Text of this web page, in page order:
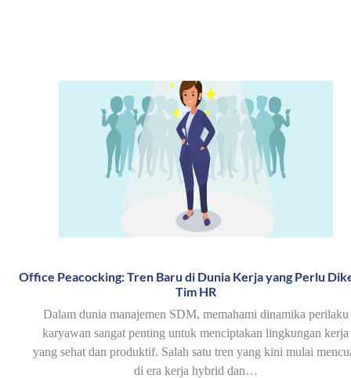
Office Peacocking: Tren Baru di Dunia Kerja yang Perlu
Tim HR
Dalam dunia manajemen SDM, memahami dinamika perilaku
karyawan sangat penting untuk menciptakan lingkungan kerja
yang sehat dan produktif. Salah satu tren yang kini mulai
di era kerja hybrid dan…